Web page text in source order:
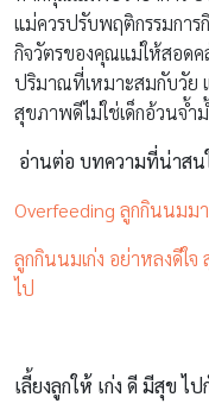
แม่ควรปรับพฤติกรรมกา
กิจวัตรของคุณแม่ให้สอด
ปริมาณที่เหมาะสมกับวัย
สุขภาพดีไม่ใช่เด็กอ้วนจ้ำ
อ่านต่อ บทความที่น่าสน
Overfeeding ลูกกินนมม
ลูกกินนมเก่ง อย่าหลงดีใ
ไป
เลี้ยงลูกให้ เก่ง ดี มีสุข ไ